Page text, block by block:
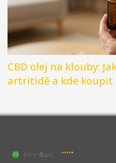
CBD olej na klouby:
artritidě a kde